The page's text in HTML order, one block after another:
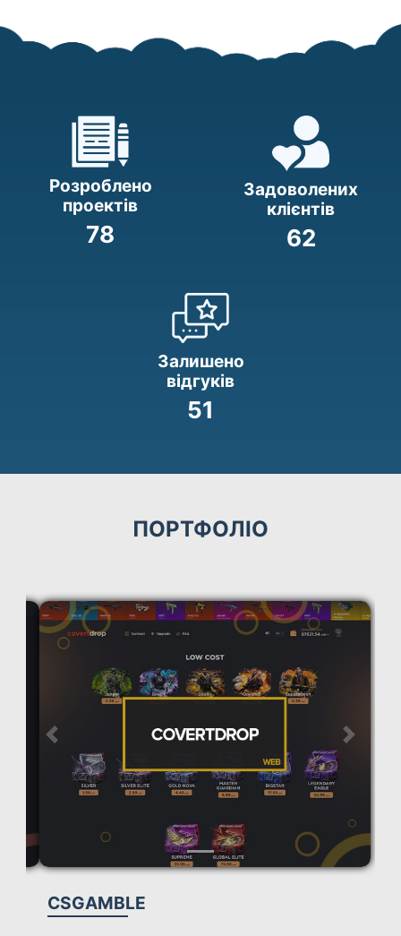
Розроблено
проектів
78
Задоволених
клієнтів
62
Залишено
відгуків
51
ПОРТФОЛІО
COVERTDROP